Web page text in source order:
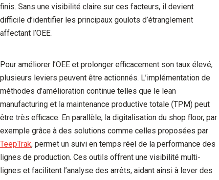
finis. Sans une visibilité claire sur ces facteurs, il devient
difficile d’identifier les principaux goulots d’étranglement
affectant l’OEE.
Pour améliorer l’OEE et prolonger efficacement son taux élevé,
plusieurs leviers peuvent être actionnés. L’implémentation de
méthodes d’amélioration continue telles que le lean
manufacturing et la maintenance productive totale (TPM) peut
être très efficace. En parallèle, la digitalisation du shop floor, par
exemple grâce à des solutions comme celles proposées par
TeepTrak, permet un suivi en temps réel de la performance des
lignes de production. Ces outils offrent une visibilité multi-
lignes et facilitent l’analyse des arrêts, aidant ainsi à lever des